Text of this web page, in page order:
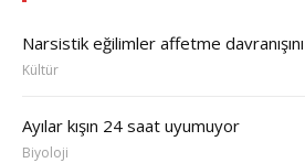
Narsistik eğilimler affetme
Kültür
Ayılar kışın 24 saat uyumuyor
Biyoloji